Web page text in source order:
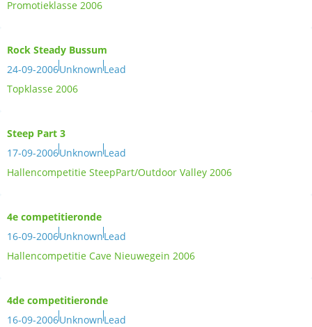
Promotieklasse 2006
Rock Steady Bussum
24-09-2006UnknownLead
Topklasse 2006
Steep Part 3
17-09-2006UnknownLead
Hallencompetitie SteepPart/Outdoor Valley 2006
4e competitieronde
16-09-2006UnknownLead
Hallencompetitie Cave Nieuwegein 2006
4de competitieronde
16-09-2006UnknownLead